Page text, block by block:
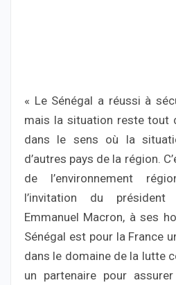
« Le Sénégal a réussi à
mais la situation reste tout
dans le sens où la
d’autres pays de la région.
de l’environnement
l’invitation du
Emmanuel Macron, à ses
Sénégal est pour la France
dans le domaine de la lutte
un partenaire pour